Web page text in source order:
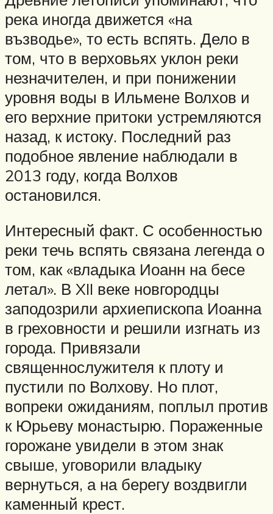
река иногда движется «на
възводье», то есть вспять. Дело в
том, что в верховьях уклон реки
незначителен, и при понижении
уровня воды в Ильмене Волхов и
его верхние притоки устремляются
назад, к истоку. Последний раз
подобное явление наблюдали в
2013 году, когда Волхов
остановился.
Интересный факт. С особенностью
реки течь вспять связана легенда о
том, как «владыка Иоанн на бесе
летал». В XII веке новгородцы
заподозрили архиепископа Иоанна
в греховности и решили изгнать из
города. Привязали
священнослужителя к плоту и
пустили по Волхову. Но плот,
вопреки ожиданиям, поплыл против
к Юрьеву монастырю. Пораженные
горожане увидели в этом знак
свыше, уговорили владыку
вернуться, а на берегу воздвигли
каменный крест.